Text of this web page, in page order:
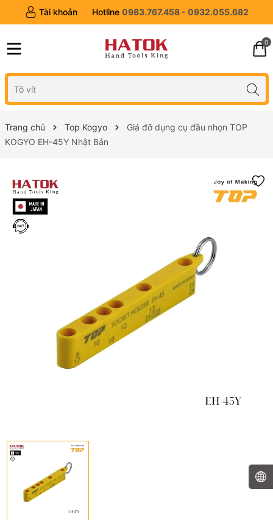
Tài khoản Hotline 0983.767.458 - 0932.055.682
0
Trang chủ Top Kogyo
Giá đỡ dụng cụ đầu nhọn TOP
KOGYO EH-45Y Nhật Bản